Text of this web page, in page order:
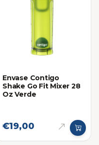
Envase Contigo
Shake Go Fit Mixer 28
Oz Verde
€19,00